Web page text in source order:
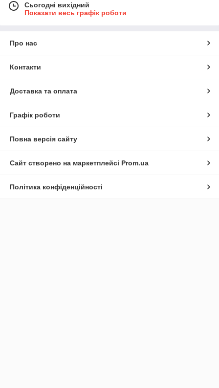
Сьогодні вихідний
Показати весь графік роботи
Про нас
Контакти
Доставка та оплата
Графік роботи
Повна версія сайту
Сайт створено на маркетплейсі Prom.ua
Політика конфіденційності